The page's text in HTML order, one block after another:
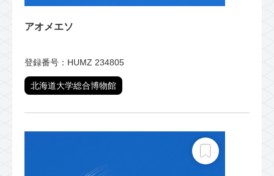
アオメエソ
登録番号：HUMZ 234805
北海道大学総合博物館